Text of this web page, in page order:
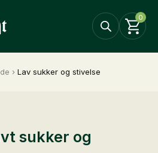
0
› Lav sukker og stivelse
sukker og